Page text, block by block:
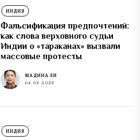
ИНДИЯ
Фальсификация предпочтений:
как слова верховного судьи
Индии о «тараканах» вызвали
массовые протесты
МАДИНА ЛИ
04.08.2026
ИНДИЯ